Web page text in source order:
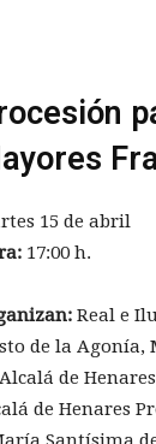
15 de abril
17:00 h.
Real e
de la Agonía,
de
de Henares